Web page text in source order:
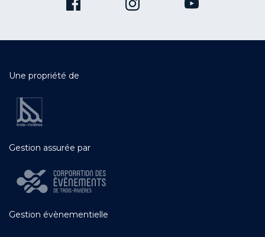
Une propriété de
Gestion assurée par
Gestion évènementielle